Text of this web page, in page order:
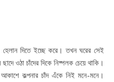
দিতে ইচ্ছে করে। তখন ঘরের সেই
ওঠা চাঁদের দিকে নিষ্পলক চেয়ে থাকি।
কল্পনার চাঁদ এঁকে নিই মনে-মনে।